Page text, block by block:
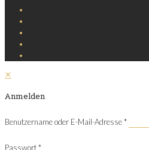
✕
Anmelden
Benutzername oder E-Mail-Adresse*
Passwort*